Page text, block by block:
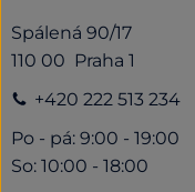
Spálená 90/17
110 00 Praha 1
+420 222 513 234
Po - pá: 9:00 - 19:00
So: 10:00 - 18:00